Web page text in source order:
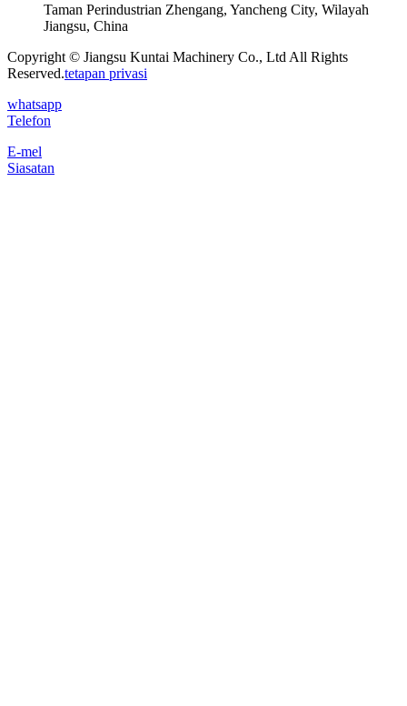
Taman Perindustrian Zhengang, Yancheng City, Wilayah
Jiangsu, China
Copyright © Jiangsu Kuntai Machinery Co., Ltd All Rights
Reserved.tetapan privasi
whatsapp
Telefon
E-mel
Siasatan